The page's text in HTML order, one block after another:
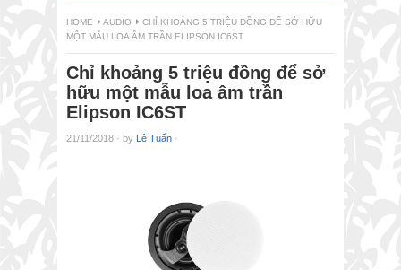
HOME AUDIO
CHỈ KHOẢNG 5 TRIỆU ĐỒNG ĐỂ SỞ HỮU
MỘT MẪU LOA ÂM TRẦN ELIPSON IC6ST
Chỉ khoảng 5 triệu đồng để sở
hữu một mẫu loa âm trần
Elipson IC6ST
21/11/2018 · by Lê Tuấn ·